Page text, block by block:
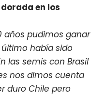
en los
años pudimos ganar
había sido
las semis con Brasil
nos dimos cuenta
duro Chile pero